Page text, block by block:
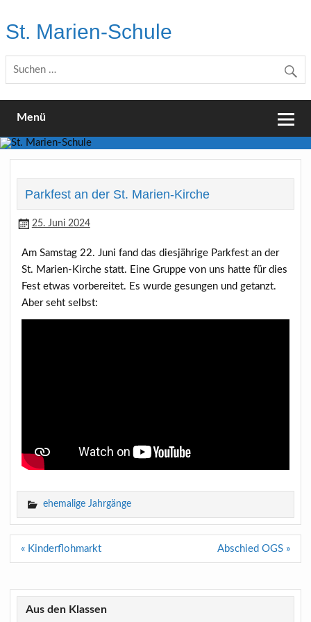
content
St. Marien-Schule
Menü
Parkfest an der St. Marien-Kirche
25. Juni 2024
Am Samstag 22. Juni fand das diesjährige Parkfest an der
St. Marien-Kirche statt. Eine Gruppe von uns hatte für dies
Fest etwas vorbereitet. Es wurde gesungen und getanzt.
Aber seht selbst:
ehemalige Jahrgänge
Beitragsnavigation
« Kinderflohmarkt Abschied OGS »
Aus den Klassen